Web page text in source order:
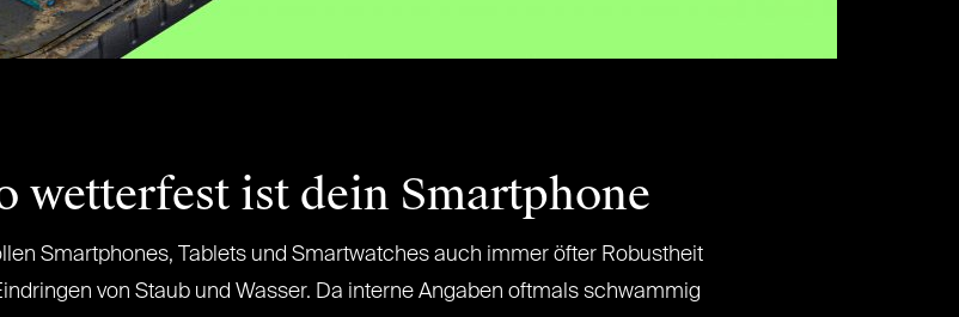
wetterfest ist dein Smartphone
Smartphones, Tablets und Smartwatches auch immer öfter Robustheit
von Staub und Wasser. Da interne Angaben oftmals schwammig